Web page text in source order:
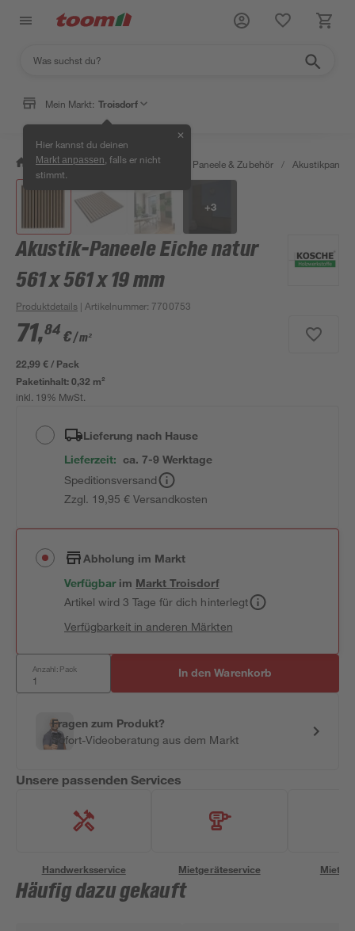
Mein Markt: Troisdorf
Hier kannst du deinen
Markt anpassen , falls er nicht
stimmt.
✕
/ Bauen & Renovieren / Holz Paneele & Zubehör /
+3
Akustik-Paneele Eiche natur
561 x 561 x 19 mm
Produktdetails | Artikelnummer: 7700753
71,84 €/ m²
22,99 € / Pack
Paketinhalt:0,32 m²
inkl. 19% MwSt.
Lieferung nach Hause
Lieferzeit: ca. 7-9 Werktage
Speditionsversand
Zzgl. 19,95 € Versandkosten
Abholung im Markt
Verfügbar im MarktTroisdorf
Artikel wird 3 Tage für dich hinterlegt
Verfügbarkeit in anderen Märkten
Anzahl: Pack In den Warenkorb
Fragen zum Produkt?
Sofort-Videoberatung aus dem Markt
Unsere passenden Services
Handwerksservice Mietgeräteservice
Häufig dazu gekauft